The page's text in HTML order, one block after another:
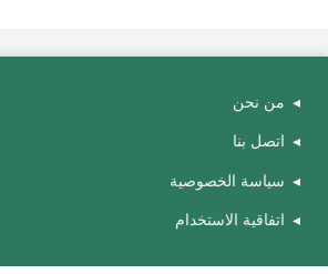
من نحن
اتصل بنا
سياسة الخصوصية
اتفاقية الاستخدام